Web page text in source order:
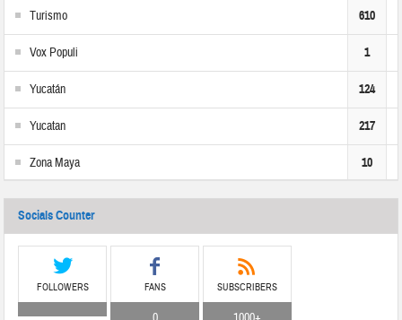
Turismo 610
Vox Populi 1
Yucatán 124
Yucatan 217
Zona Maya 10
Socials Counter
FOLLOWERS FANS SUBSCRIBERS